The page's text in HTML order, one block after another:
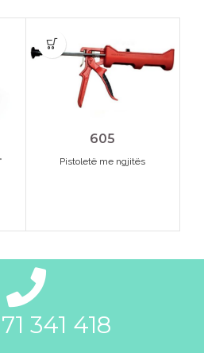
605
Pistoletë me ngjitës
341 418